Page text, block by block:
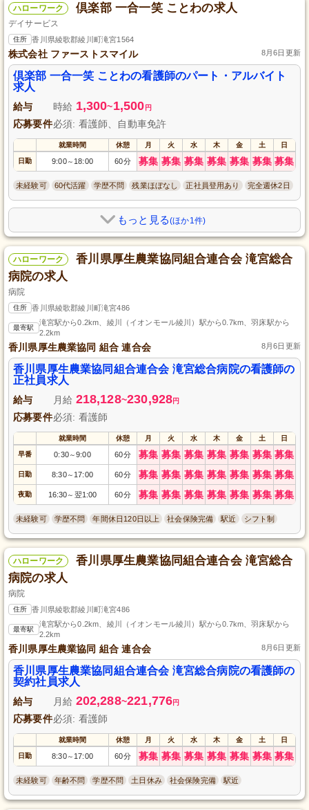
ハローワーク 倶楽部 一合一笑 ことわの求人
デイサービス
住所 香川県綾歌郡綾川町滝宮1564
株式会社 ファーストスマイル 8月6日更新
倶楽部 一合一笑 ことわの看護師のパート・アルバイト
求人
給与 時給 1,300~1,500 円
応募要件必須: 看護師、自動車免許
就業時間 休憩 月 火 水 木 金 土 日
日勤 9:00～ 18:00 60分 募集 募集 募集 募集 募集 募集 募集
未経験可 60代活躍 学歴不問 残業ほぼなし 正社員登用あり 完全週休2日
もっと見る(ほか1件)
ハローワーク
香川県厚生農業協同組合連合会 滝宮総合
病院の求人
病院
住所 香川県綾歌郡綾川町滝宮486
最寄駅
滝宮駅から0.2km、綾川（イオンモール綾川）駅から0.7km、羽床駅から
2.2km
香川県厚生農業協同 組合 連合会 8月6日更新
香川県厚生農業協同組合連合会 滝宮総合病院の看護師の
正社員求人
給与 月給 218,128~230,928円
応募要件必須: 看護師
就業時間 休憩 月 火 水 木 金 土 日
早番 0:30～9:00 60分 募集 募集 募集 募集 募集 募集 募集
日勤 8:30～ 17:00 60分 募集 募集 募集 募集 募集 募集 募集
夜勤 16:30～ 翌1:00 60分 募集 募集 募集 募集 募集 募集 募集
未経験可 学歴不問 年間休日120日以上 社会保険完備 駅近 シフト制
ハローワーク
香川県厚生農業協同組合連合会 滝宮総合
病院の求人
病院
住所 香川県綾歌郡綾川町滝宮486
最寄駅
滝宮駅から0.2km、綾川（イオンモール綾川）駅から0.7km、羽床駅から
2.2km
香川県厚生農業協同 組合 連合会 8月6日更新
香川県厚生農業協同組合連合会 滝宮総合病院の看護師の
契約社員求人
給与 月給 202,288~221,776円
応募要件必須: 看護師
就業時間 休憩 月 火 水 木 金 土 日
日勤 8:30～ 17:00 60分 募集 募集 募集 募集 募集 募集 募集
未経験可 年齢不問 学歴不問 土日休み 社会保険完備 駅近